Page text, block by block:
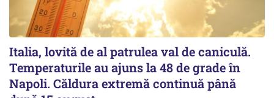
Italia, lovită de al patrulea val de caniculă.
Temperaturile au ajuns la 48 de grade în
Napoli. Căldura extremă continuă până